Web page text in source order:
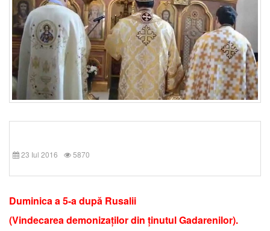
23 Iul 2016 5870
Duminica a 5-a după Rusalii
(Vindecarea demonizaților din ținutul Gadarenilor).